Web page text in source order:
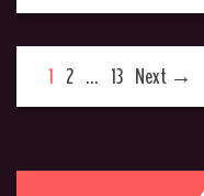
1 2 … 13 Next →